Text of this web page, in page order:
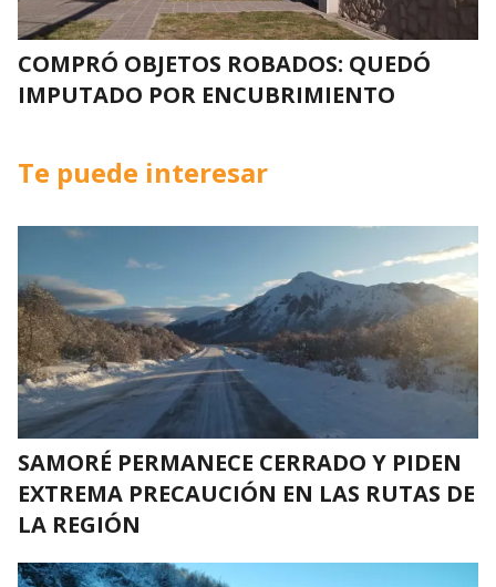
COMPRÓ OBJETOS ROBADOS: QUEDÓ
IMPUTADO POR ENCUBRIMIENTO
Te puede interesar
SAMORÉ PERMANECE CERRADO Y PIDEN
EXTREMA PRECAUCIÓN EN LAS RUTAS DE
LA REGIÓN